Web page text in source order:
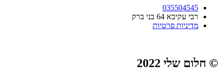
035504545
רבי עקיבא 64 בני ברק
מדיניות פרטיות
© חלום שלי 2022